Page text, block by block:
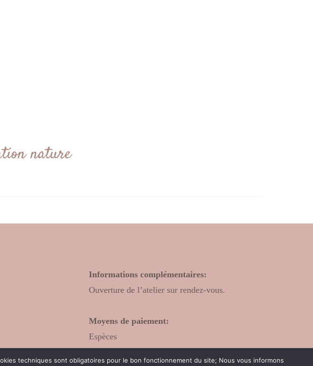
nature
Informations complémentaires:
Ouverture de l’atelier sur rendez-vous.
Moyens de paiement:
Espèces
techniques sont obligatoires pour le bon fonctionnement du site; Nous vous informons